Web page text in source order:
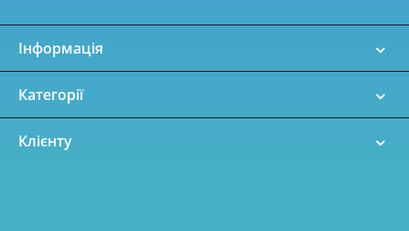
Інформація
Категорії
Клієнту